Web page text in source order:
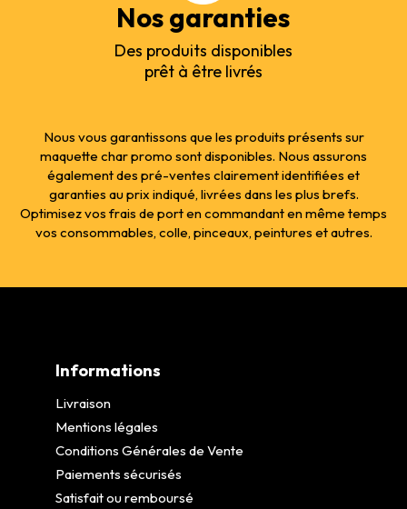
Nos garanties
Des produits disponibles
prêt à être livrés
Nous vous garantissons que les produits présents sur
maquette char promo sont disponibles. Nous assurons
également des pré-ventes clairement identifiées et
garanties au prix indiqué, livrées dans les plus brefs.
Optimisez vos frais de port en commandant en même temps
vos consommables, colle, pinceaux, peintures et autres.
Informations
Livraison
Mentions légales
Conditions Générales de Vente
Paiements sécurisés
Satisfait ou remboursé